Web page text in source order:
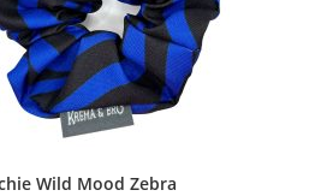
Wild Mood Zebra